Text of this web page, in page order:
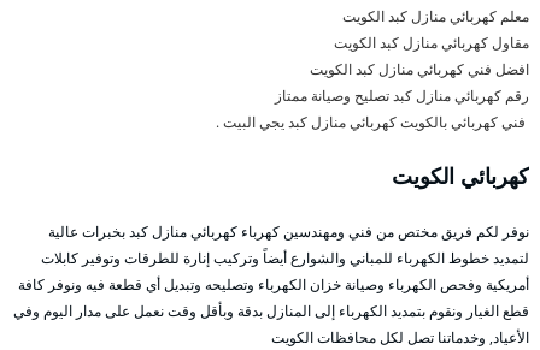
معلم كهربائي منازل كبد الكويت
مقاول كهربائي منازل كبد الكويت
افضل فني كهربائي منازل كبد الكويت
رقم كهربائي منازل كبد تصليح وصيانة ممتاز
فني كهربائي بالكويت كهربائي منازل كبد يجي البيت .
كهربائي الكويت
نوفر لكم فريق مختص من فني ومهندسين كهرباء كهربائي منازل كبد بخبرات عالية
لتمديد خطوط الكهرباء للمباني والشوارع أيضاً وتركيب إنارة للطرقات وتوفير كابلات
أمريكية وفحص الكهرباء وصيانة خزان الكهرباء وتصليحه وتبديل أي قطعة فيه ونوفر كافة
قطع الغيار ونقوم بتمديد الكهرباء إلى المنازل بدقة وبأقل وقت نعمل على مدار اليوم وفي
الأعياد, وخدماتنا تصل لكل محافظات الكويت